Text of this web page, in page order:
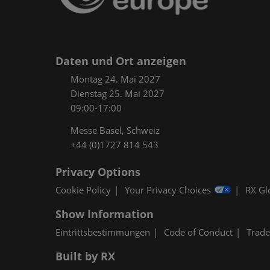
Daten und Ort anzeigen
Montag 24. Mai 2027
Dienstag 25. Mai 2027
09:00-17:00
Messe Basel, Schweiz
+44 (0)1727 814 543
Privacy Options
Cookie Policy Your Privacy Choices RX
Show Information
Eintrittsbestimmungen Code of Conduct
Built by RX